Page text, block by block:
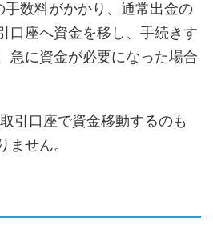
数料がかかり、通常出金の
口座へ資金を移し、手続きす
急に資金が必要になった場合
引口座で資金移動するのも
せん。